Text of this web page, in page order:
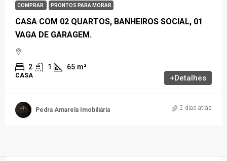
COMPRAR PRONTOS PARA MORAR
CASA COM 02 QUARTOS, BANHEIROS SOCIAL, 01
VAGA DE GARAGEM.
2 1 65 m²
CASA +Detalhes
Pedra Amarela Imobiliária 2 dias atrás